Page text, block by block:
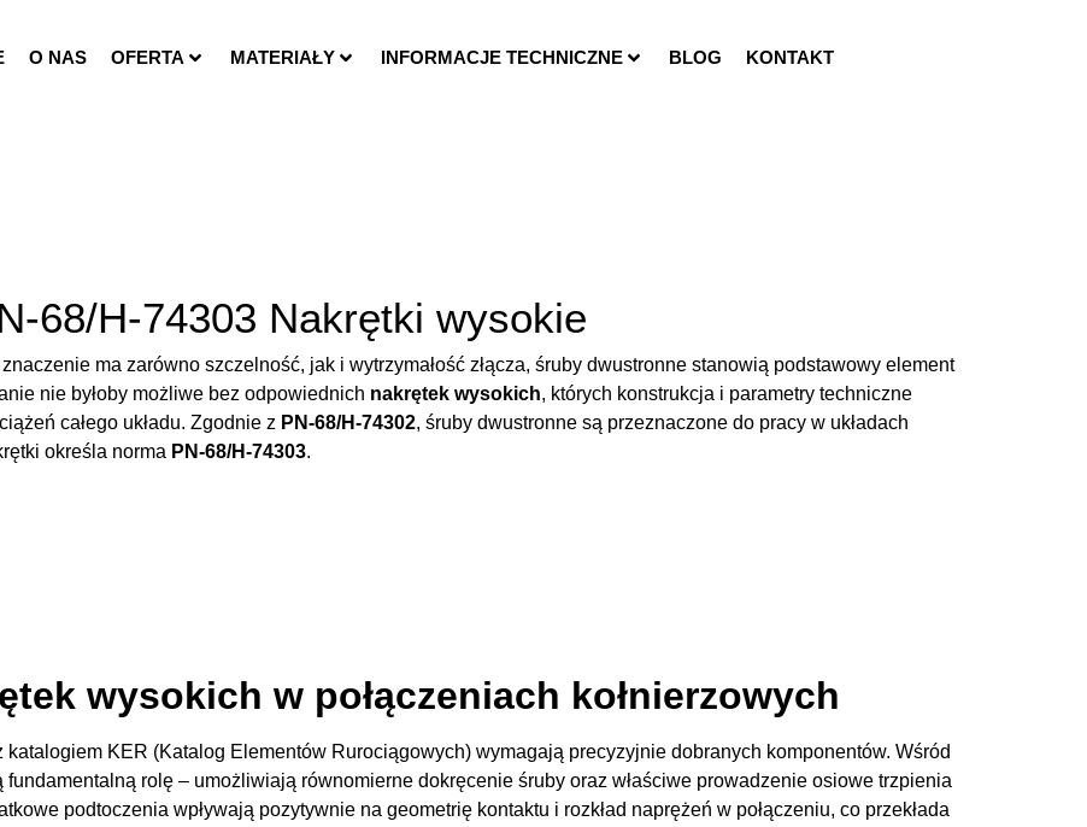
O NAS OFERTA MATERIAŁY INFORMACJE TECHNICZNE BLOG KONTAKT
68/H-74303 Nakrętki wysokie
ma zarówno szczelność, jak i wytrzymałość złącza, śruby dwustronne stanowią podstawowy element
nie byłoby możliwe bez odpowiednich nakrętek wysokich, których konstrukcja i parametry techniczne
całego układu. Zgodnie z PN-68/H-74302, śruby dwustronne są przeznaczone do pracy w układach
określa norma PN-68/H-74303.
wysokich w połączeniach kołnierzowych
katalogiem KER (Katalog Elementów Rurociągowych) wymagają precyzyjnie dobranych komponentów. Wśród
fundamentalną rolę – umożliwiają równomierne dokręcenie śruby oraz właściwe prowadzenie osiowe trzpienia
podtoczenia wpływają pozytywnie na geometrię kontaktu i rozkład naprężeń w połączeniu, co przekłada